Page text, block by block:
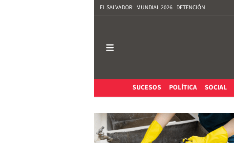
EL SALVADOR MUNDIAL 2026 DETENCIÓN
SUCESOS
POLÍTICA SOCIAL